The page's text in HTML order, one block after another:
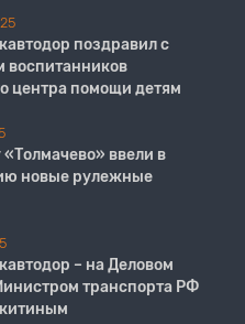
поздравил с
воспитанников
центра помощи детям
«Толмачево» ввели в
новые рулежные
– на Деловом
транспорта РФ